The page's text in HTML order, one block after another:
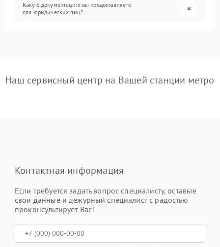
Какую документацию вы предоставляете
для юридических лиц?
Наш сервисный центр на Вашей станции метро
Контактная информация
Если требуется задать вопрос специалисту, оставьте
свои данные и дежурный специалист с радостью
проконсультирует Вас!